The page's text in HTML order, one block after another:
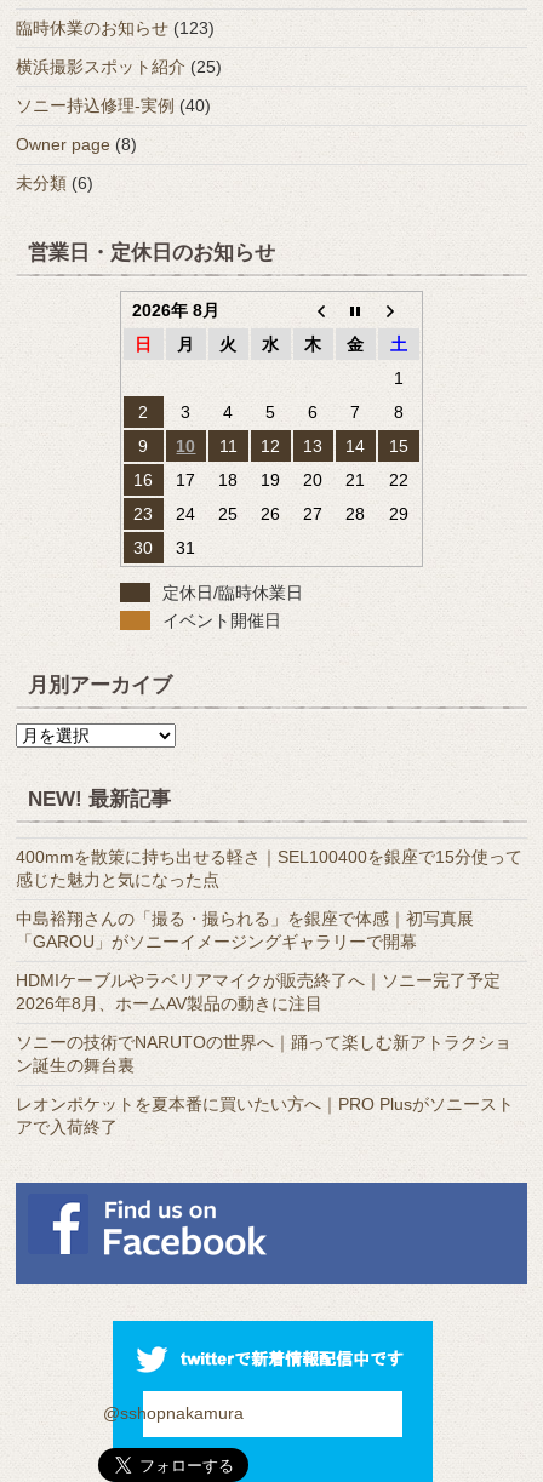
臨時休業のお知らせ (123)
横浜撮影スポット紹介 (25)
ソニー持込修理-実例 (40)
Owner page (8)
未分類 (6)
営業日・定休日のお知らせ
2026年 8月
日
月 火 水 木 金
土
1
2
3 4 5 6 7
8
9
10 11 12 13 14
15
16
17 18 19 20 21
22
23
24 25 26 27 28
29
30
31
定休日/臨時休業日
イベント開催日
月別アーカイブ
月
ー
カ
イ
ブ
NEW! 最新記事
400mmを散策に持ち出せる軽さ｜SEL100400を銀座で15分使って
感じた魅力と気になった点
中島裕翔さんの「撮る・撮られる」を銀座で体感｜初写真展
「GAROU」がソニーイメージングギャラリーで開幕
HDMIケーブルやラベリアマイクが販売終了へ｜ソニー完了予定
2026年8月、ホームAV製品の動きに注目
ソニーの技術でNARUTOの世界へ｜踊って楽しむ新アトラクショ
ン誕生の舞台裏
レオンポケットを夏本番に買いたい方へ｜PRO Plusがソニースト
アで入荷終了
@sshopnakamura